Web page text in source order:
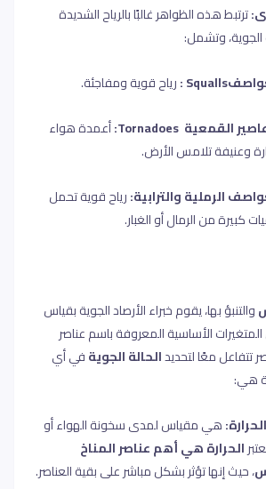
ترتبط هذه الظواهر غالبًا بالرياح الشديدة
الجوية، وتشمل:
Squalls
:رياح قوية ومفاجئة.
القمعية Tornadoes
:أعمدة هواء
وعنيفة تلامس الأرض.
الرملية والترابية:رياح قوية تحمل
كبيرة من الرمال أو الغبار.
والتنبؤ بها، يقوم خبراء الأرصاد الجوية بقياس
الأساسية المعروفة باسم عناصر
تتفاعل معًا لتحديدالحالة الجويةفي أي
هي:
هي مقياس لمدى سخونة الهواء أو
الحرارة هي أهم عناصر المناخ
، حيث إنها تؤثر بشكل مباشر على بقية العناصر.